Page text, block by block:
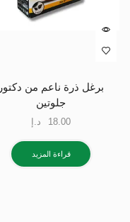
برغل ذرة ناعم من دكتور
جلوتين
18.00 د.إ
قراءة المزيد